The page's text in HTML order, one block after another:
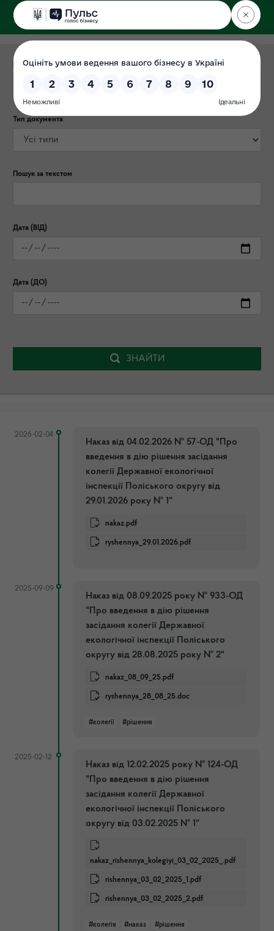
ДЕРЖЕКОІНСПЕКЦІЯ
Поліського округу
Категорія публікації
Тип документа
Пошук за текстом
Дата (ВІД)
Дата (ДО)
ЗНАЙТИ
2026-02-04
Наказ від 04.02.2026 № 57-ОД "Про
введення в дію рішення засідання
колегії Державної екологічної
інспекції Поліського округу від
29.01.2026 року № 1"
nakaz.pdf
ryshennya_29.01.2026.pdf
2025-09-09
Наказ від 08.09.2025 року № 933-ОД
"Про введення в дію рішення
засідання колегії Державної
екологічної інспекції Поліського
округу від 28.08.2025 року № 2"
nakaz_08_09_25.pdf
ryshennya_28_08_25.doc
#колегії #рішення
2025-02-12
Наказ від 12.02.2025 року № 124-ОД
"Про введення в дію рішення
засідання колегії Державної
екологічної інспекції Поліського
округу від 03.02.2025 № 1"
nakaz_rishennya_kolegiyi_03_02_2025_.pdf
rishennya_03_02_2025_1.pdf
rishennya_03_02_2025_2.pdf
#колегія #наказ #рішення